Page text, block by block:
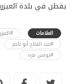
يقطن في بلدة
العلامات
#عبد الفتاح أبو ناصر
#يونس مزه